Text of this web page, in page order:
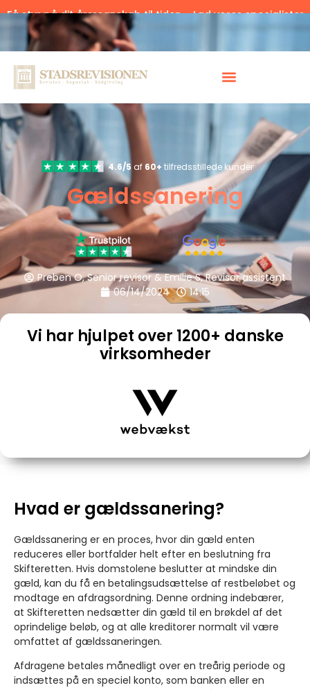
Få styr på dit årsregnskab til tiden – Lad vores specialister
hjælpe.
4.6/5 af 60+ tilfredsstillede kunder
Gældssanering
Preben O, Senior revisor & Emilie S, Revisor assistent
06/14/2024
14:15
Vi har hjulpet over 1200+ danske
virksomheder
Hvad er gældssanering?
Gældssanering er en proces, hvor din gæld enten
reduceres eller bortfalder helt efter en beslutning fra
Skifteretten. Hvis domstolene beslutter at mindske din
gæld, kan du få en betalingsudsættelse af restbeløbet og
modtage en afdragsordning. Denne ordning indebærer,
at Skifteretten nedsætter din gæld til en brøkdel af det
oprindelige beløb, og at alle kreditorer normalt vil være
omfattet af gældssaneringen.
Afdragene betales månedligt over en treårig periode og
indsættes på en speciel konto, som banken eller en